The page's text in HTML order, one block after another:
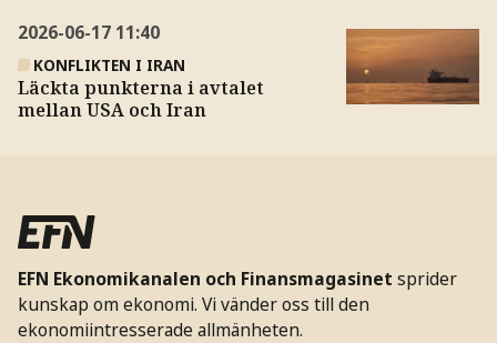
2026-06-17 11:40
KONFLIKTEN I IRAN
Läckta punkterna i avtalet
mellan USA och Iran
EFN Ekonomikanalen och Finansmagasinet sprider
kunskap om ekonomi. Vi vänder oss till den
ekonomiintresserade allmänheten.